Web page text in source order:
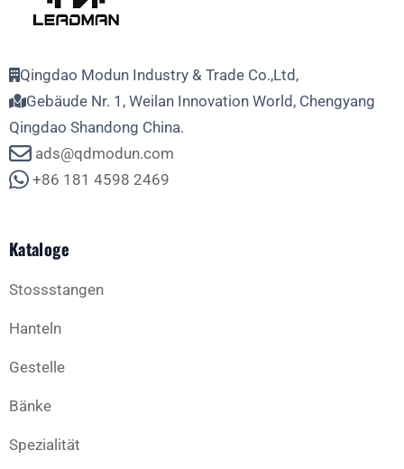
Qingdao Modun Industry & Trade Co.,Ltd,
Gebäude Nr. 1, Weilan Innovation World, Chengyang
Qingdao Shandong China.
ads@qdmodun.com
+86 181 4598 2469
Kataloge
Stossstangen
Hanteln
Gestelle
Bänke
Spezialität